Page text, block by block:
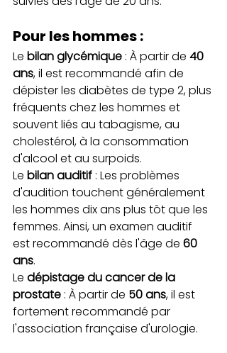
Pour les hommes :
Le bilan glycémique : À partir de 40
ans, il est recommandé afin de
dépister les diabètes de type 2, plus
fréquents chez les hommes et
souvent liés au tabagisme, au
cholestérol, à la consommation
d'alcool et au surpoids.
Le bilan auditif : Les problèmes
d'audition touchent généralement
les hommes dix ans plus tôt que les
femmes. Ainsi, un examen auditif
est recommandé dès l'âge de 60
ans.
Le dépistage du cancer de la
prostate : À partir de 50 ans, il est
fortement recommandé par
l'association française d'urologie.